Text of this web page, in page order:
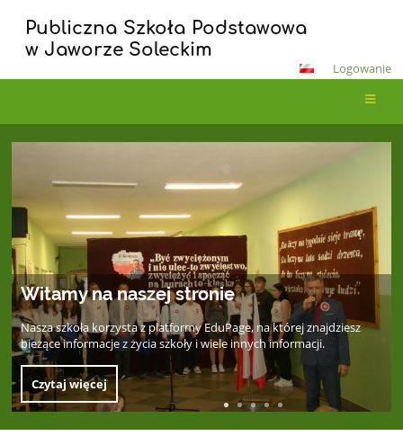
Publiczna Szkoła Podstawowa
w Jaworze Soleckim
Logowanie
Witamy na naszej stronie
Nasza szkoła korzysta z platformy EduPage, na której znajdziesz
bieżące informacje z życia szkoły i wiele innych informacji.
Czytaj więcej